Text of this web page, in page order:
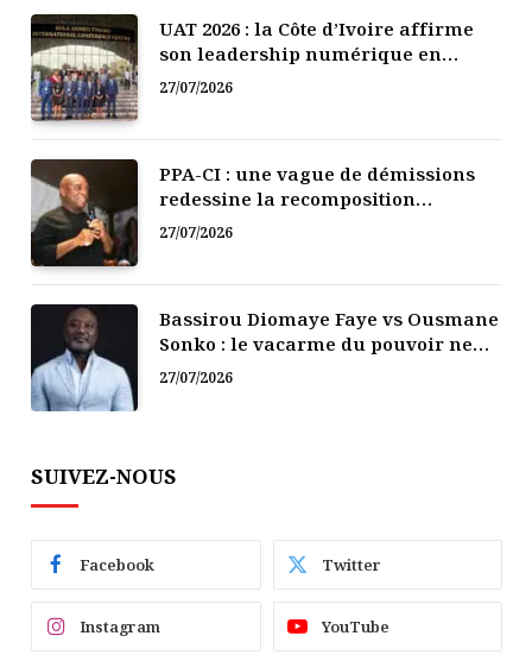
UAT 2026 : la Côte d’Ivoire affirme
son leadership numérique en
Afrique
27/07/2026
PPA-CI : une vague de démissions
redessine la recomposition
politique
27/07/2026
Bassirou Diomaye Faye vs Ousmane
Sonko : le vacarme du pouvoir ne
doit pas faire oublier les liens de la
27/07/2026
SUIVEZ-NOUS
Facebook Twitter
Instagram YouTube